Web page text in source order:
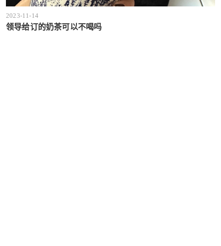
2023-11-14
领导给订的奶茶可以不喝吗